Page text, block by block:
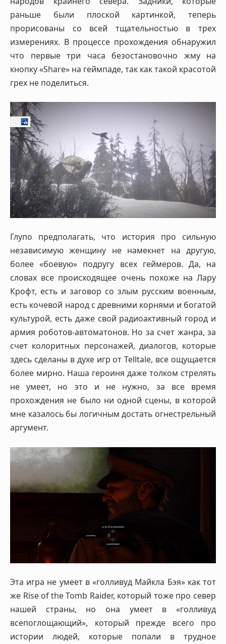
раньше были плоской картинкой, теперь
прорисованы со всей тщательностью в трех
измерениях. В процессе прохождения обнаружил
что первые три часа безостановочно жму на
кнопку «Share» на геймпаде, так как такой красотой
грех не поделиться.
Глупо предполагать, что история про сильную
независимую женщину не намекнет на другую,
более «боевую» подругу всех геймеров. Да, на
словах все происходящее очень похоже на Лару
Крофт, есть и заговор со злым русским военным,
есть кочевой народ с древними корнями и богатой
культурой, есть даже свой радиоактивный город и
армия роботов-автоматонов. Но за счет жанра, за
счет колоритных персонажей, диалогов, которые
здесь сделаны в духе игр от Telltale, все ощущается
более мирно. Наша героиня даже толком стрелять
не умеет, но это и не нужно, за все время
прохождения не было ни одной сцены, в которой
мне казалось бы логичным достать огнестрельный
аргумент.
Эта игра не умеет в «голливуд Майкла Бэя» как тот
же Rise of the Tomb Raider, который тоже про север
нашей страны, но она умеет в «голливуд
всепоглощающий», который прежде всего про
истории людей, которые попали в трудное